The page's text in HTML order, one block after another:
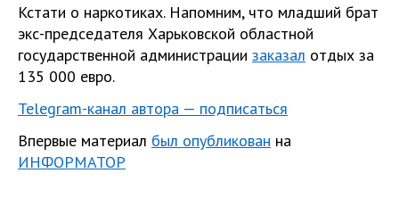
Кстати о наркотиках. Напомним, что младший брат
экс-председателя Харьковской областной
государственной администрации заказал отдых за
135 000 евро.
Telegram-канал автора — подписаться
Впервые материал был опубликован на
ИНФОРМАТОР